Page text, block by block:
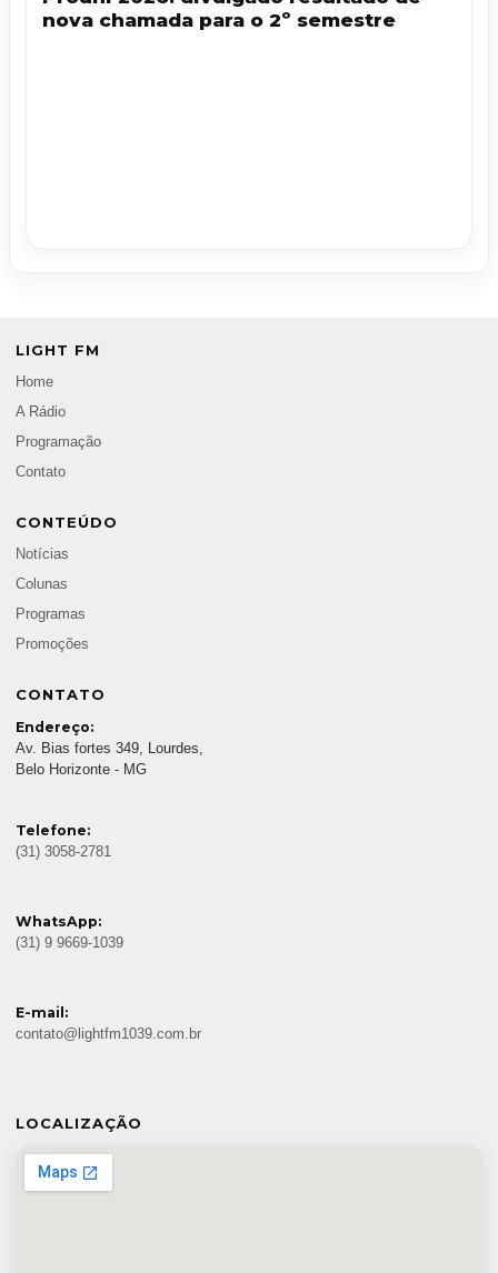
nova chamada para o 2º semestre
LIGHT FM
Home
A Rádio
Programação
Contato
CONTEÚDO
Notícias
Colunas
Programas
Promoções
CONTATO
Endereço:
Av. Bias fortes 349, Lourdes,
Belo Horizonte - MG
Telefone:
(31) 3058-2781
WhatsApp:
(31) 9 9669-1039
E-mail:
contato@lightfm1039.com.br
LOCALIZAÇÃO